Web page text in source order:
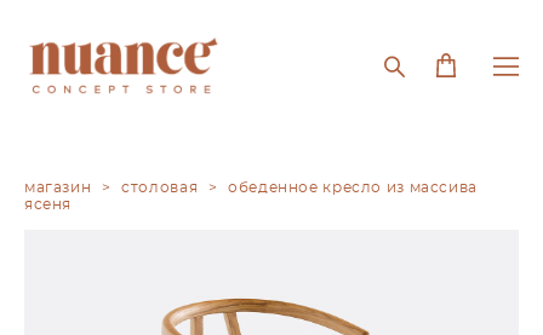
магазин > cтоловая >
обеденное кресло из массива
ясеня